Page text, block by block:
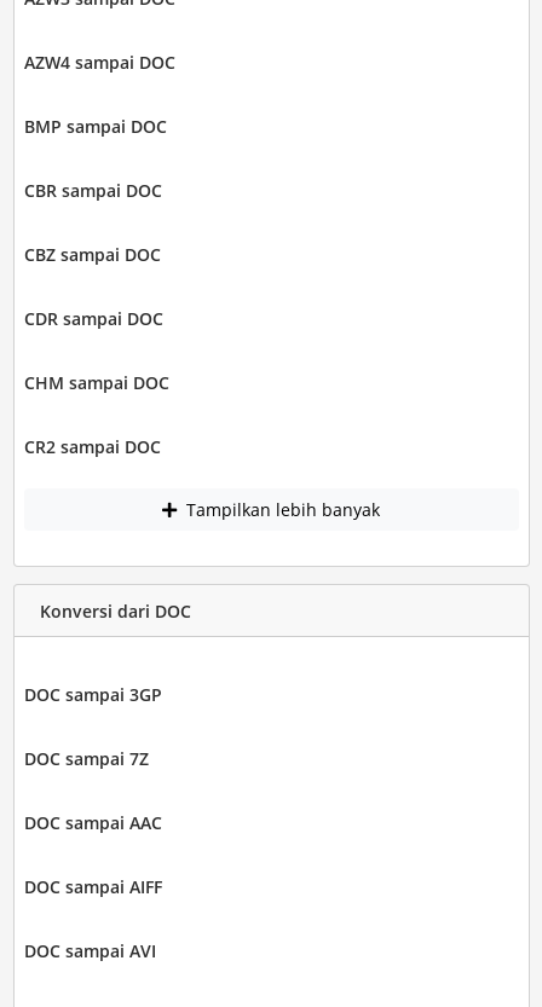
AZW4 sampai DOC
BMP sampai DOC
CBR sampai DOC
CBZ sampai DOC
CDR sampai DOC
CHM sampai DOC
CR2 sampai DOC
Tampilkan lebih banyak
Konversi dari DOC
DOC sampai 3GP
DOC sampai 7Z
DOC sampai AAC
DOC sampai AIFF
DOC sampai AVI